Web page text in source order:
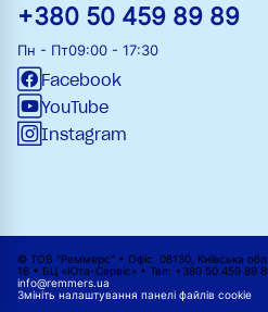
+380 50 459 89 89
Пн - Пт09:00 - 17:30
Facebook
YouTube
Instagram
© ТОВ "Реммерс" • Офіс. 08130, Київська
16 • БЦ «Юта-Сервіс» • Тел: +380 50 459 89
info@remmers.ua
Змініть налаштування панелі файлів cookie